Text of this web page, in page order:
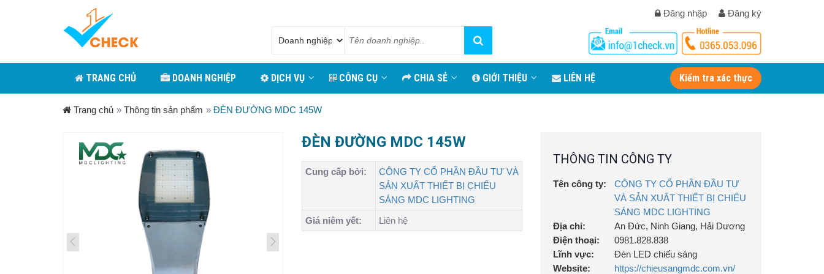
Đăng nhập Đăng ký
TRANG CHỦ DOANH NGHIỆP DỊCH VỤ CÔNG CỤ CHIA SẺ GIỚI THIỆU LIÊN HỆ Kiểm tra xác thực
Trang chủ » Thông tin sản phẩm » ĐÈN ĐƯỜNG MDC 145W
ĐÈN ĐƯỜNG MDC 145W
Cung cấp bởi:
CÔNG TY CỔ PHẦN ĐẦU TƯ VÀ
SẢN XUẤT THIẾT BỊ CHIẾU
SÁNG MDC LIGHTING
Giá niêm yết:
Liên hệ
THÔNG TIN CÔNG TY
Tên công ty:
CÔNG TY CỔ PHẦN ĐẦU TƯ
VÀ SẢN XUẤT THIẾT BỊ CHIẾU
SÁNG MDC LIGHTING
Địa chỉ:
An Đức, Ninh Giang, Hải Dương
Điện thoại:
0981.828.838
Lĩnh vực:
Đèn LED chiếu sáng
Website:
https://chieusangmdc.com.vn/